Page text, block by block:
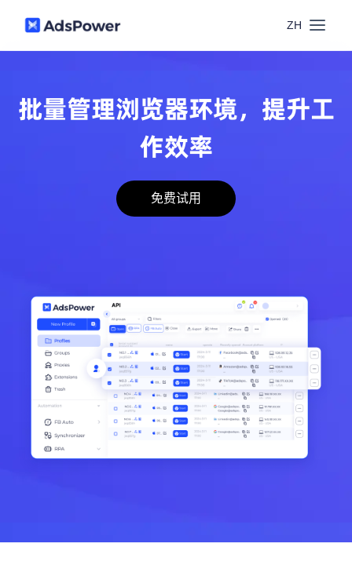
ZH
多账号管理
批量环境管理
团队协作
云手机
场景
社媒营销
网络爬虫
流量套利
博客中心
合作伙伴中心
帮助中心
视频教程
预约演示
批量管理浏览器环境，提升工
作效率
免费试用